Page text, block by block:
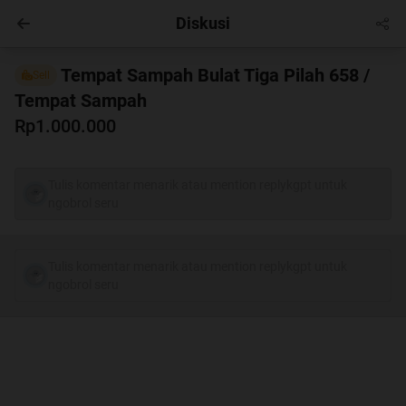
Masuk
Diskusi
Sell
Tempat Sampah Bulat Tiga Pilah 658 /
Tempat Sampah
Rp1.000.000